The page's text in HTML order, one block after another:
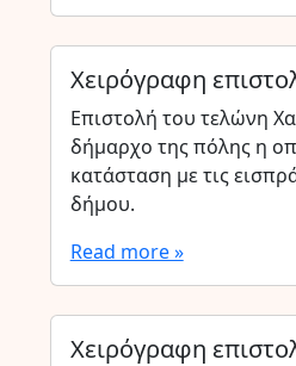
Χειρόγραφη
Επιστολή του τελώνη
δήμαρχο της πόλης η
κατάσταση με τις
δήμου.
Read more »
Χειρόγραφη